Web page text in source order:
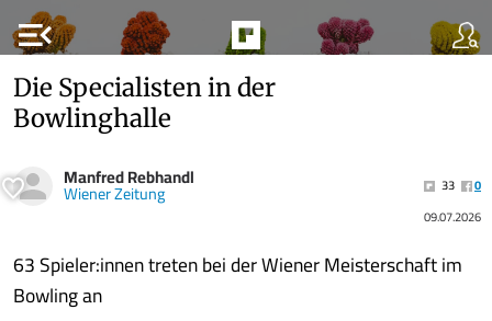
menu_open
Die Specialisten in der
Bowlinghalle
Manfred Rebhandl
Wiener Zeitung 33
0
09.07.2026
63 Spieler:innen treten bei der Wiener Meisterschaft im
Bowling an